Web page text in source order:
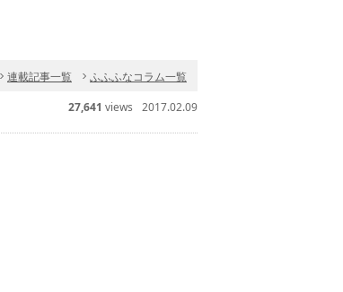
連載記事一覧
ふふふなコラム一覧
27,641 views 2017.02.09